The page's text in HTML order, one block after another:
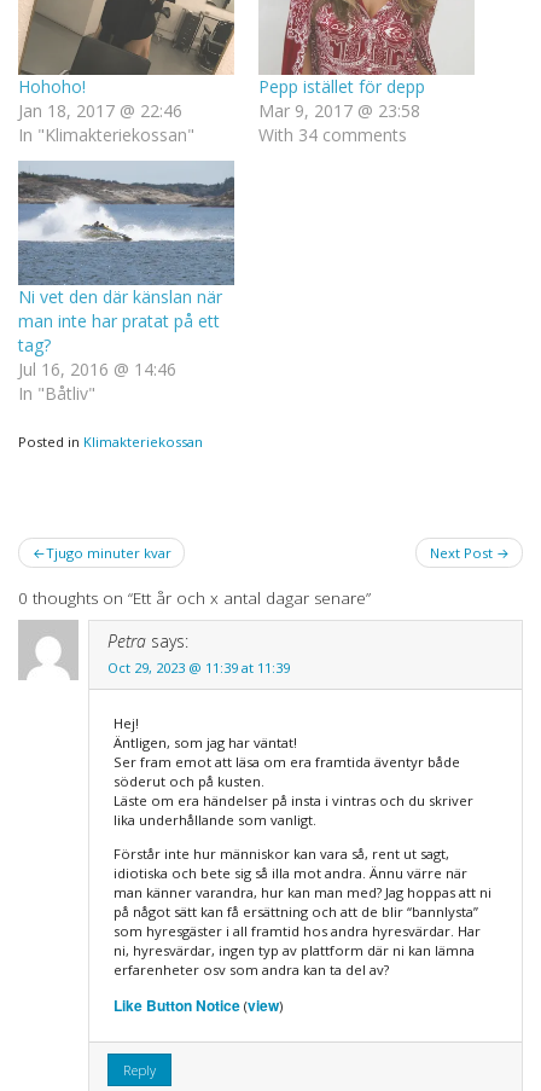
Hohoho!
Jan 18, 2017 @ 22:46
In "Klimakteriekossan"
Pepp istället för depp
Mar 9, 2017 @ 23:58
With 34 comments
Ni vet den där känslan när
man inte har pratat på ett
tag?
Jul 16, 2016 @ 14:46
In "Båtliv"
Posted in Klimakteriekossan
Post
navigation
Tjugo minuter kvar Next Post
0 thoughts on “Ett år och x antal dagar senare”
Petra says:
Oct 29, 2023 @ 11:39 at 11:39
Hej!
Äntligen, som jag har väntat!
Ser fram emot att läsa om era framtida äventyr både
söderut och på kusten.
Läste om era händelser på insta i vintras och du skriver
lika underhållande som vanligt.
Förstår inte hur människor kan vara så, rent ut sagt,
idiotiska och bete sig så illa mot andra. Ännu värre när
man känner varandra, hur kan man med? Jag hoppas att ni
på något sätt kan få ersättning och att de blir “bannlysta”
som hyresgäster i all framtid hos andra hyresvärdar. Har
ni, hyresvärdar, ingen typ av plattform där ni kan lämna
erfarenheter osv som andra kan ta del av?
Like Button Notice(view)
Reply